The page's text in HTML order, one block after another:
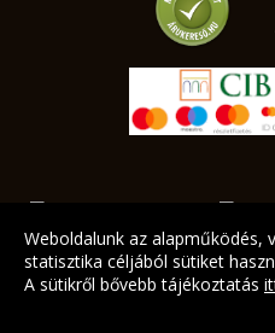
Weboldalunk az alapműködés,
statisztika céljából sütiket
A sütikről bővebb tájékoztatás